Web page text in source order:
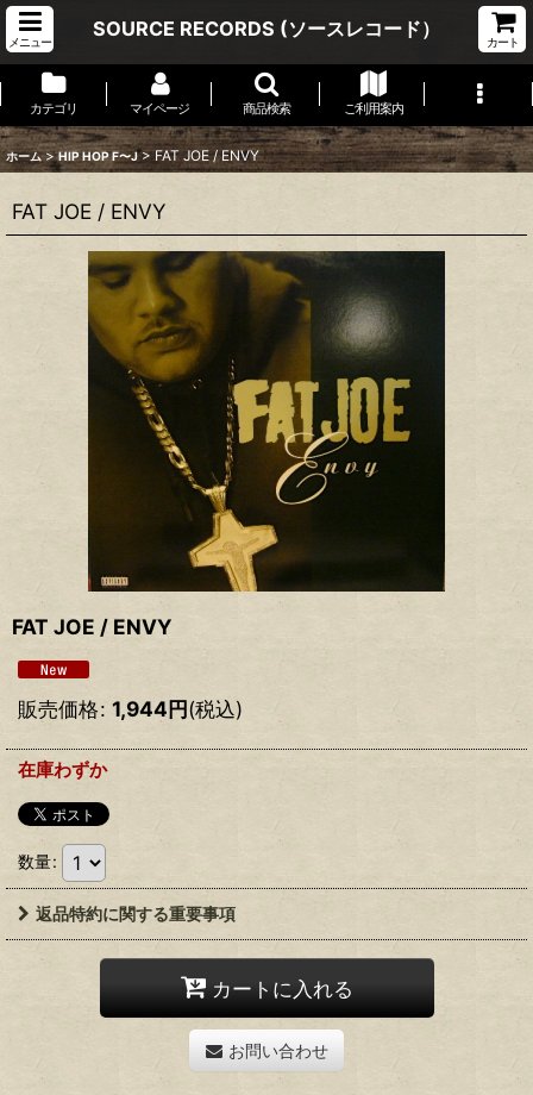
メニュー
SOURCE RECORDS (ソースレコード）
カート
カテゴリ マイページ 商品検索 ご利用案内
ホーム > HIP HOP F〜J > FAT JOE / ENVY
FAT JOE / ENVY
FAT JOE / ENVY
販売価格: 1,944円(税込)
在庫わずか
数量:
返品特約に関する重要事項
カートに入れる
お問い合わせ